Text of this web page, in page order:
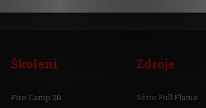
Školení
Fire Camp 26
Zdroje
Série Full Flame